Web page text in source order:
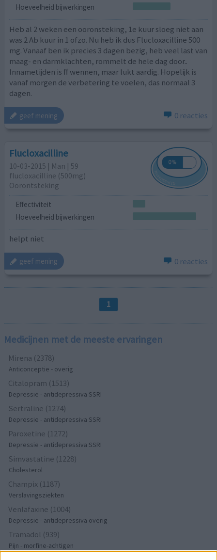
Hoeveelheid bijwerkingen
Heb al 2 weken een ooronsteking, 1e kuur sloeg niet aan
was 2 Ab kuur in 1 ofzo. Nu heb ik dus Flucloxacilline 500
mg. Vanaaf ben ik precies 3 dagen bezig, heb veel last van
maag- en darmklachten, rommelt de hele dag door..
Innametijden is ff wennen, maar lukt aardig. Hopelijk is
vanaf morgen de verbetering te voelen, das normaal 3
dagen.
geef mening 0 reacties
Flucloxacilline
10-03-2015 | Man | 59
flucloxacilline (500mg)
Oorontsteking
Effectiviteit
Hoeveelheid bijwerkingen
helpt niet
geef mening 0 reacties
1
Medicijnen met de meeste ervaringen
Mirena (2378)
Anticonceptie - overig
Citalopram (1513)
Depressie - antidepressiva SSRI
Sertraline (1274)
Depressie - antidepressiva SSRI
Paroxetine (1272)
Depressie - antidepressiva SSRI
Simvastatine (1228)
Cholesterol
Champix (1187)
Verslavingsziekten
Venlafaxine (1004)
Depressie - antidepressiva overig
Tramadol (939)
Pijn - morfine-achtigen